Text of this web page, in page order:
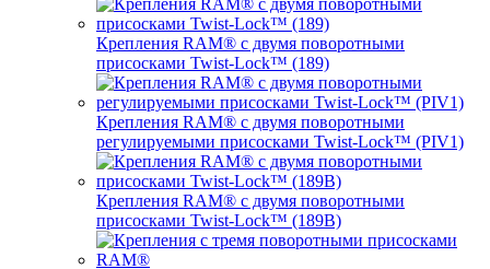
Крепления RAM® с двумя поворотными
присосками Twist-Lock™ (189)
Крепления RAM® с двумя поворотными
регулируемыми присосками Twist-Lock™ (PIV1)
Крепления RAM® с двумя поворотными
присосками Twist-Lock™ (189B)